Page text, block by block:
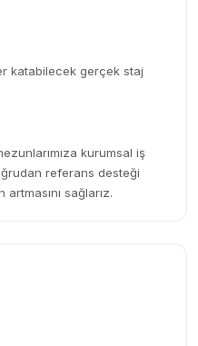
katabilecek gerçek staj
kurumsal iş
referans desteği
sağlarız.